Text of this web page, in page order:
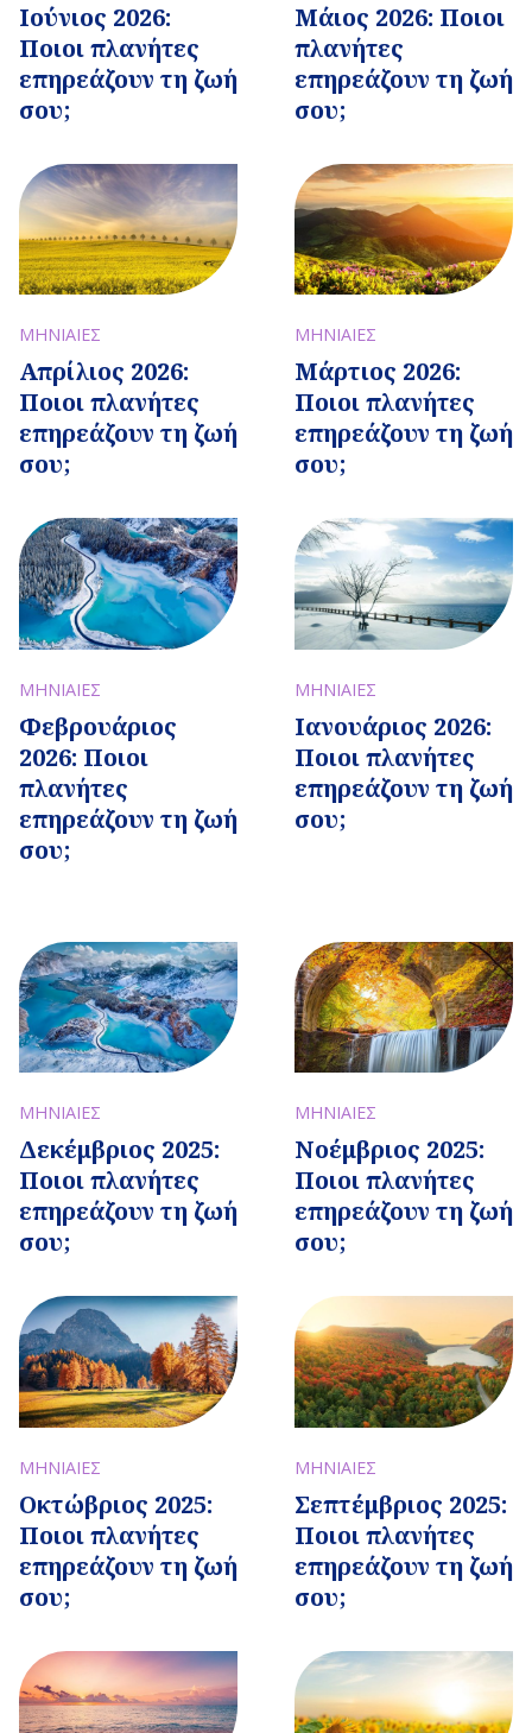
Ιούνιος 2026:
Ποιοι πλανήτες
επηρεάζουν τη ζωή
σου;
Μάιος 2026: Ποιοι
πλανήτες
επηρεάζουν τη ζωή
σου;
ΜΗΝΙΑΙΕΣ
Απρίλιος 2026:
Ποιοι πλανήτες
επηρεάζουν τη ζωή
σου;
ΜΗΝΙΑΙΕΣ
Μάρτιος 2026:
Ποιοι πλανήτες
επηρεάζουν τη ζωή
σου;
ΜΗΝΙΑΙΕΣ
Φεβρουάριος
2026: Ποιοι
πλανήτες
επηρεάζουν τη ζωή
σου;
ΜΗΝΙΑΙΕΣ
Ιανουάριος 2026:
Ποιοι πλανήτες
επηρεάζουν τη ζωή
σου;
ΜΗΝΙΑΙΕΣ
Δεκέμβριος 2025:
Ποιοι πλανήτες
επηρεάζουν τη ζωή
σου;
ΜΗΝΙΑΙΕΣ
Νοέμβριος 2025:
Ποιοι πλανήτες
επηρεάζουν τη ζωή
σου;
ΜΗΝΙΑΙΕΣ
Οκτώβριος 2025:
Ποιοι πλανήτες
επηρεάζουν τη ζωή
σου;
ΜΗΝΙΑΙΕΣ
Σεπτέμβριος 2025:
Ποιοι πλανήτες
επηρεάζουν τη ζωή
σου;